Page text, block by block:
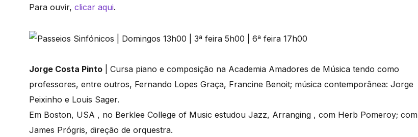
Para ouvir, clicar aqui.
Jorge Costa Pinto | Cursa piano e composição na Academia Amadores de Música tendo como
professores, entre outros, Fernando Lopes Graça, Francine Benoit; música contemporânea: Jorge
Peixinho e Louis Sager.
Em Boston, USA , no Berklee College of Music estudou Jazz, Arranging , com Herb Pomeroy; com
James Prógris, direção de orquestra.